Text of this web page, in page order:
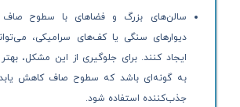
سالن‌های بزرگ و فضاهای با سطوح
دیوارهای سنگی یا کف‌های سرامیکی،
ایجاد کنند. برای جلوگیری از این مشکل،
به گونه‌ای باشد که سطوح صاف کاهش یابد
جذب‌کننده استفاده شود.